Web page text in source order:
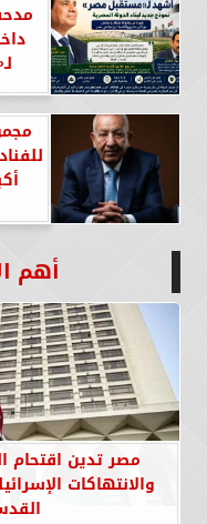
أهم
مصر تدين اقتحام
والانتهاكات